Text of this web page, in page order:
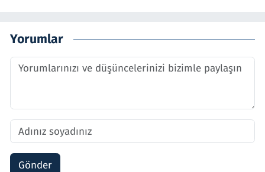
Yorumlar
Gönder